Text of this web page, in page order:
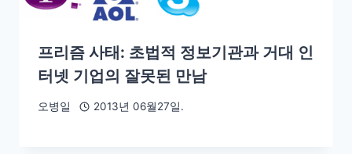
프리즘 사태: 초법적 정보기관과 거대 인
터넷 기업의 잘못된 만남
오병일 2013년 06월27일.